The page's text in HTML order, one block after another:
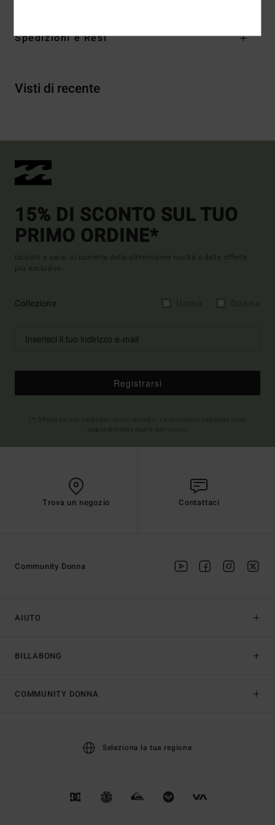
Spedizioni e Resi
Visti di recente
15% DI SCONTO SUL TUO
PRIMO ORDINE*
Iscriviti e sarai al corrente delle ultimissime novità e delle offerte
più esclusive.
Collezione
Registrarsi
Trova un negozio Contattaci
AIUTO
BILLABONG
Community Donna
COMMUNITY DONNA
Seleziona la tua regione